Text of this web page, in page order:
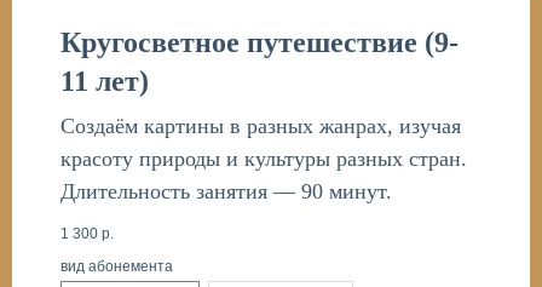
Кругосветное путешествие (9-
11 лет)
Создаём картины в разных жанрах, изучая
красоту природы и культуры разных стран.
Длительность занятия — 90 минут.
1 300 р.
вид абонемента